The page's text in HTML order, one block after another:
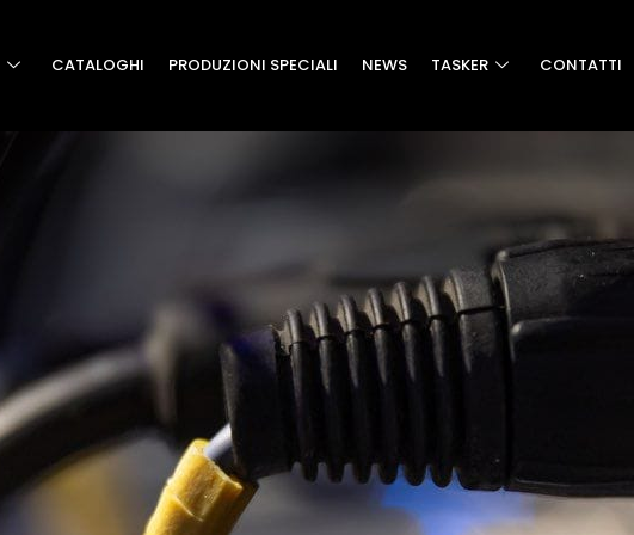
CATALOGHI PRODUZIONI SPECIALI NEWS TASKER CONTATTI